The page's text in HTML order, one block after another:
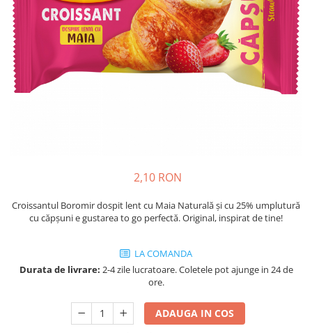
Cozonac Collection
Cozo-Bun
Cozonac Cadou
Cozonac cu Unt
Cozonac Royal
Fursecuri
Fursecuri cu unt
2,10 RON
Croissantul Boromir dospit lent cu Maia Naturală și cu 25% umplutură
cu căpșuni e gustarea to go perfectă. Original, inspirat de tine!
LA COMANDA
Durata de livrare: 2-4 zile lucratoare. Coletele pot ajunge in 24 de
ore.
ADAUGA IN COS